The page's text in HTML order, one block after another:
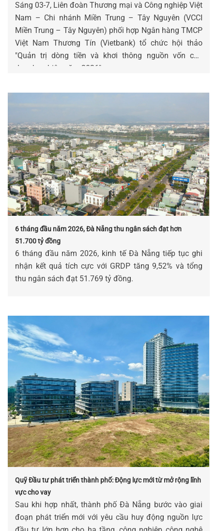
Sáng 03-7, Liên đoàn Thương mại và Công nghiệp Việt
Nam – Chi nhánh Miền Trung – Tây Nguyên (VCCI
Miền Trung – Tây Nguyên) phối hợp Ngân hàng TMCP
Việt Nam Thương Tín (Vietbank) tổ chức hội thảo
"Quản trị dòng tiền và khơi thông nguồn vốn cho
doanh nghiệp năm 2026".
6 tháng đầu năm 2026, Đà Nẵng thu ngân sách đạt hơn
51.700 tỷ đồng
6 tháng đầu năm 2026, kinh tế Đà Nẵng tiếp tục ghi
nhận kết quả tích cực với GRDP tăng 9,52% và tổng
thu ngân sách đạt 51.769 tỷ đồng.
Quỹ Đầu tư phát triển thành phố: Động lực mới từ mở rộng lĩnh
vực cho vay
Sau khi hợp nhất, thành phố Đà Nẵng bước vào giai
đoạn phát triển mới với yêu cầu huy động nguồn lực